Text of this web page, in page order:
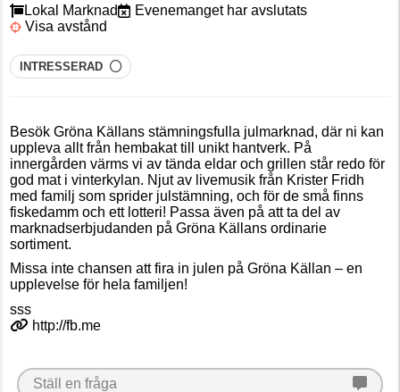
Lokal Marknad
Evenemanget har avslutats
Visa avstånd
INTRESSERAD
Besök Gröna Källans stämningsfulla julmarknad, där ni kan
uppleva allt från hembakat till unikt hantverk. På
innergården värms vi av tända eldar och grillen står redo för
god mat i vinterkylan. Njut av livemusik från Krister Fridh
med familj som sprider julstämning, och för de små finns
fiskedamm och ett lotteri! Passa även på att ta del av
marknadserbjudanden på Gröna Källans ordinarie
sortiment.
Missa inte chansen att fira in julen på Gröna Källan – en
upplevelse för hela familjen!
sss
http://fb.me
Ställ en fråga